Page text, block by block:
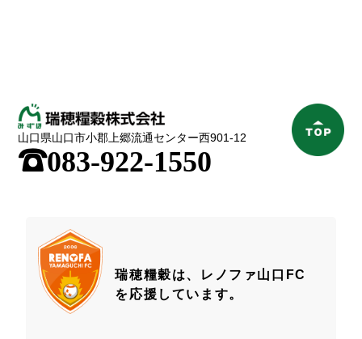
山口県山口市小郡上郷流通センター西901-12
;083-922-1550
瑞穂糧穀は、レノファ山口FC
を応援しています。